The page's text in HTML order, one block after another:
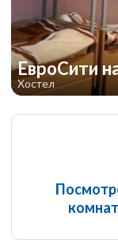
ЕвроСити
Хостел